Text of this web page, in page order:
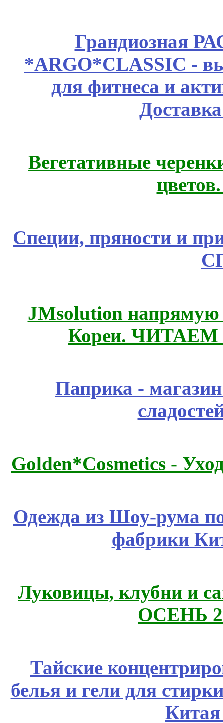
Грандиозная
*ARGO*CLASSIC -
для фитнеса и
Вегетативные
Специи, пряности и
JMsolution
Кореи.
Паприка -
Golden*Cosmetics -
Одежда из Шоу-рума
фабрики
Луковицы, клубни и
ОСЕНЬ
Тайские
белья и гели для